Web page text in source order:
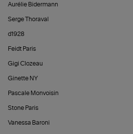
Aurélie Bidermann
Serge Thoraval
d1928
Feidt Paris
Gigi Clozeau
Ginette NY
Pascale Monvoisin
Stone Paris
Vanessa Baroni